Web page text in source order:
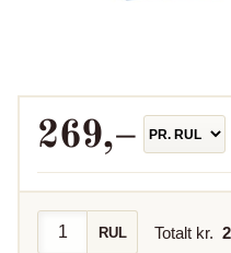
269,–
RUL Totalt kr.